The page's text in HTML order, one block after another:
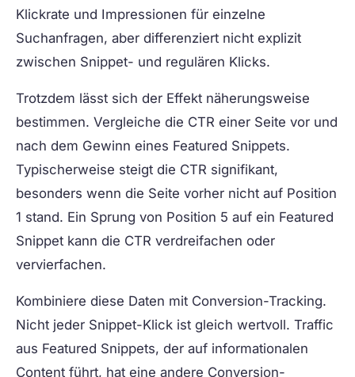
Klickrate und Impressionen für einzelne
Suchanfragen, aber differenziert nicht explizit
zwischen Snippet- und regulären Klicks.
Trotzdem lässt sich der Effekt näherungsweise
bestimmen. Vergleiche die CTR einer Seite vor und
nach dem Gewinn eines Featured Snippets.
Typischerweise steigt die CTR signifikant,
besonders wenn die Seite vorher nicht auf Position
1 stand. Ein Sprung von Position 5 auf ein Featured
Snippet kann die CTR verdreifachen oder
vervierfachen.
Kombiniere diese Daten mit Conversion-Tracking.
Nicht jeder Snippet-Klick ist gleich wertvoll. Traffic
aus Featured Snippets, der auf informationalen
Content führt, hat eine andere Conversion-